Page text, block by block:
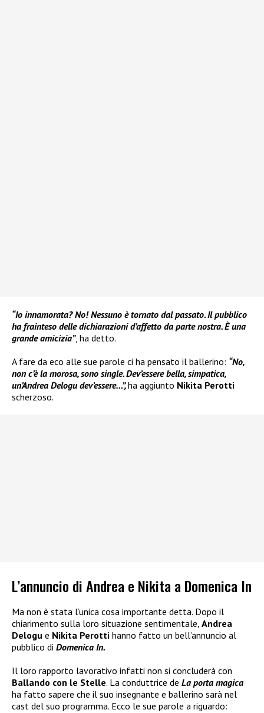
“Io innamorata? No! Nessuno è tornato dal passato. Il pubblico
ha frainteso delle dichiarazioni d’affetto da parte nostra. È una
grande amicizia”, ha detto.
A fare da eco alle sue parole ci ha pensato il ballerino: “No,
non c’è la morosa, sono single. Dev’essere bella, simpatica,
un’Andrea Delogu dev’essere…”,ha aggiunto Nikita Perotti
scherzoso.
L’annuncio di Andrea e Nikita a Domenica In
Ma non è stata l’unica cosa importante detta. Dopo il
chiarimento sulla loro situazione sentimentale, Andrea
Delogu e Nikita Perotti hanno fatto un bell’annuncio al
pubblico di Domenica In.
Il loro rapporto lavorativo infatti non si concluderà con
Ballando con le Stelle. La conduttrice de La porta magica
ha fatto sapere che il suo insegnante e ballerino sarà nel
cast del suo programma. Ecco le sue parole a riguardo: